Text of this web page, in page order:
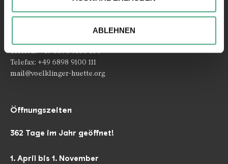
Ihrer Verwendung unserer Website an unsere Partner für
Partner führen diese Informationen möglicherweise mit
weiteren Daten zusammen, die Sie ihnen bereitgestellt
haben oder die sie im Rahmen Ihrer Nutzung der Dienste
gesammelt haben.
ABLEHNEN
Rathausstraße 75 – 79
Telefon: +49 6898 9100 100
Telefax: +49 6898 9100 111
mail@voelklinger-huette.org
Öffnungszeiten
362 Tage im Jahr geöffnet!
1. April bis 1. November